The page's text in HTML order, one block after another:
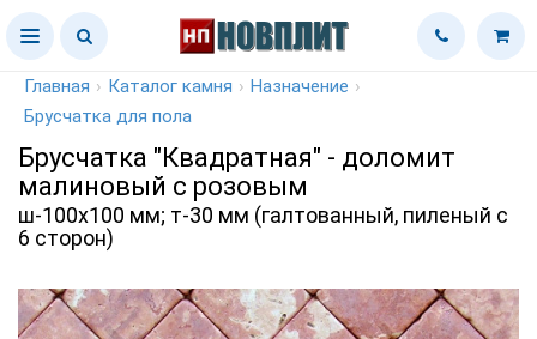
Главная › Каталог камня › Назначение ›
Брусчатка для пола
Брусчатка "Квадратная" - доломит
малиновый с розовым
ш-100х100 мм; т-30 мм (галтованный, пиленый с
6 сторон)